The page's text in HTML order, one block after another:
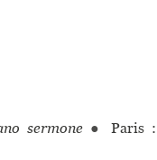
sermone ●
Paris :